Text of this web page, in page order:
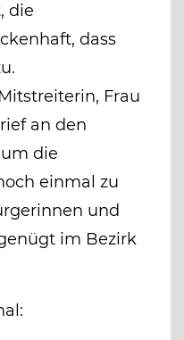
die
dass
Frau
an den
die
einmal zu
und
im Bezirk